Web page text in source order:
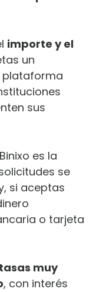
importe y el
un
plataforma
sus
es la
se
si aceptas
o tarjeta
tasas muy
, con interés